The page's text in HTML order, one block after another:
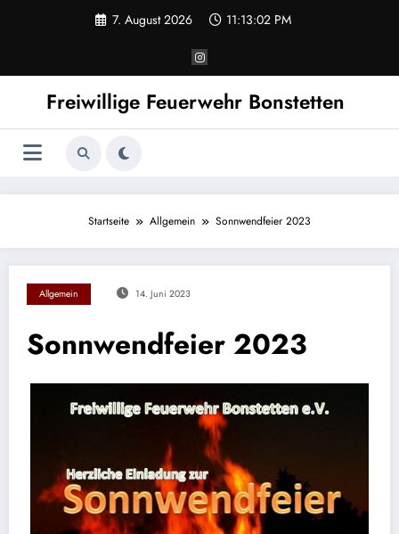
7. August 2026 11:13:02 PM
Freiwillige Feuerwehr Bonstetten
Startseite Allgemein Sonnwendfeier 2023
Allgemein 14. Juni 2023
Sonnwendfeier 2023